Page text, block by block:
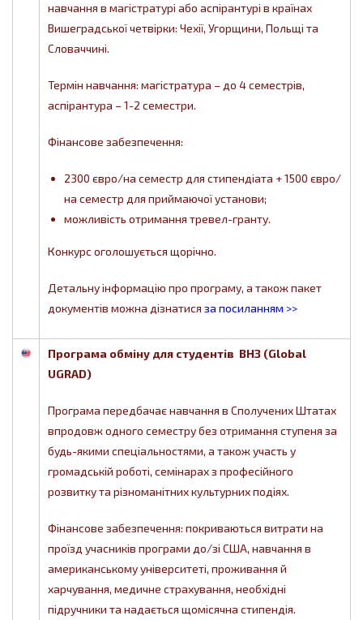
навчання в магістратурі або аспірантурі в країнах
Вишеградської четвірки: Чехії, Угорщини, Польщі та
Словаччині.
Термін навчання: магістратура – до 4 семестрів,
аспірантура – 1-2 семестри.
Фінансове забезпечення:
2300 євро/на семестр для стипендіата + 1500 євро/
на семестр для приймаючої установи;
можливість отримання тревел-гранту.
Конкурс оголошується щорічно.
Детальну інформацію про програму, а також пакет
документів можна дізнатися за посиланням >>
Програма обміну для студентів ВНЗ (Global
UGRAD)
Програма передбачає навчання в Сполучених Штатах
впродовж одного семестру без отримання ступеня за
будь-якими спеціальностями, а також участь у
громадській роботі, семінарах з професійного
розвитку та різноманітних культурних подіях.
Фінансове забезпечення: покриваються витрати на
проїзд учасників програми до/зі США, навчання в
американському університеті, проживання й
харчування, медичне страхування, необхідні
підручники та надається щомісячна стипендія.